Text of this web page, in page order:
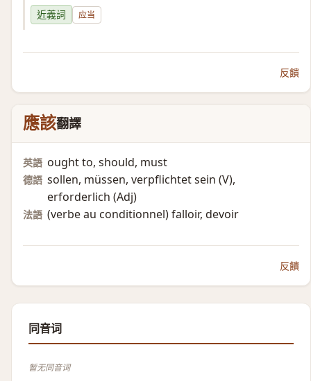
近義詞 应当
反饋
應該翻譯
英語 ought to, should, must
德語 sollen, müssen, verpflichtet sein (V)​,
erforderlich (Adj)​
法語 (verbe au conditionnel)​ falloir, devoir
反饋
同音词
暂无同音词